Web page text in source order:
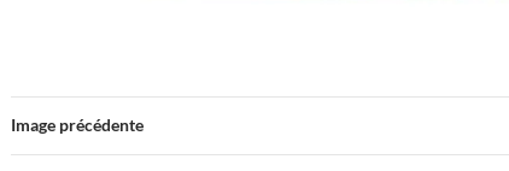
Image précédente